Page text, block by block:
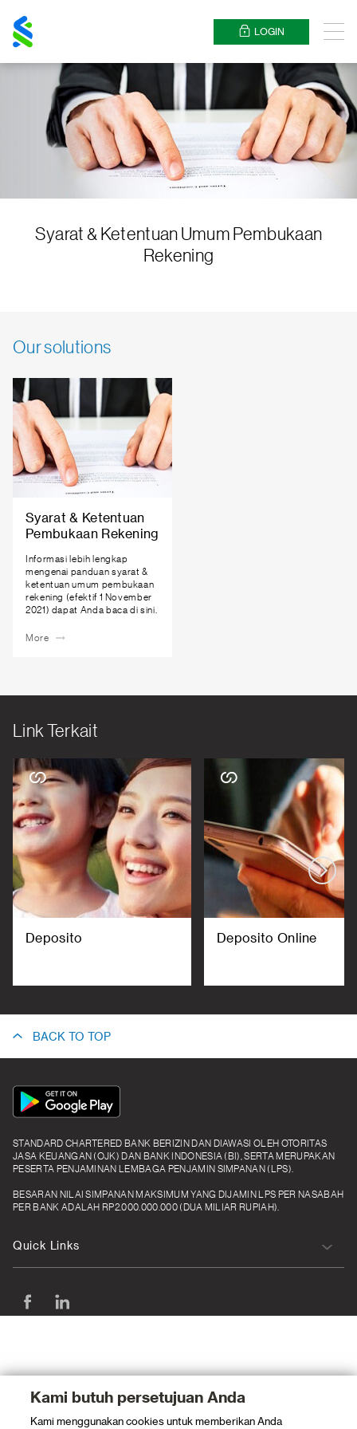
Chartered
LOGIN
Syarat & Ketentuan Umum Pembukaan
Rekening
Our solutions
Syarat & Ketentuan
Pembukaan Rekening
Informasi lebih lengkap
mengenai panduan syarat &
ketentuan umum pembukaan
rekening (efektif 1 November
2021) dapat Anda baca di sini.
More
Link Terkait
Deposito Deposito Online
BACK TO TOP
App
Icon
STANDARD CHARTERED BANK BERIZIN DAN DIAWASI OLEH OTORITAS
JASA KEUANGAN (OJK) DAN BANK INDONESIA (BI), SERTA MERUPAKAN
PESERTA PENJAMINAN LEMBAGA PENJAMIN SIMPANAN (LPS).
BESARAN NILAI SIMPANAN MAKSIMUM YANG DIJAMIN LPS PER NASABAH
PER BANK ADALAH RP2.000.000.000 (DUA MILIAR RUPIAH).
Quick Links
Kami butuh persetujuan Anda
Kami menggunakan cookies untuk memberikan Anda